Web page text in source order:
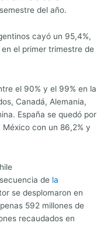
del año.
cayó un 95,4%,
el primer trimestre de
el 90% y el 99% en la
Canadá, Alemania,
España se quedó por
con un 86,2% y
de la
se desplomaron en
592 millones de
recaudados en